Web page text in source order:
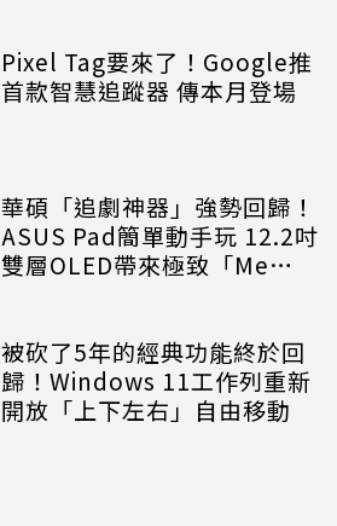
Pixel Tag要來了！Google推
首款智慧追蹤器 傳本月登場
華碩「追劇神器」強勢回歸！
ASUS Pad簡單動手玩 12.2吋
雙層OLED帶來極致「Me
被砍了5年的經典功能終於回
歸！Windows 11工作列重新
開放「上下左右」自由移動